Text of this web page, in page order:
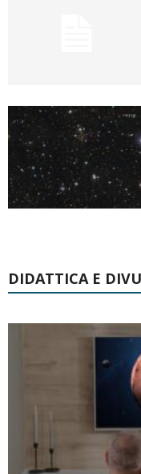
DIDATTICA E